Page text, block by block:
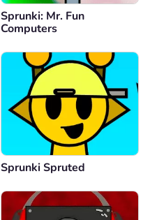
Sprunki: Mr. Fun
Computers
Sprunki Spruted